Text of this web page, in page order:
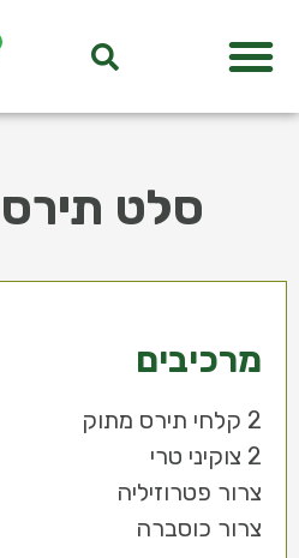
סלט תירס
מרכיבים
2 צוקיני טרי
צרור פטרוזיליה
צרור כוסברה